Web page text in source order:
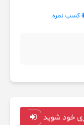
کسب نمره
خود شوید